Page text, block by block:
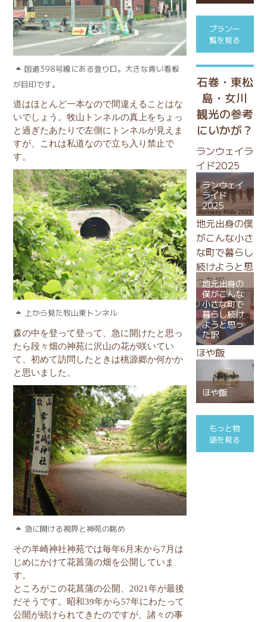
国道398号線にある登り口。大きな青い看板
が目印です。
道はほとんど一本なので間違えることはな
いでしょう。牧山トンネルの真上をちょっ
と過ぎたあたりで左側にトンネルが見えま
すが、これは私道なので立ち入り禁止で
す。
上から見た牧山東トンネル
森の中を登って登って、急に開けたと思っ
たら段々畑の神苑に沢山の花が咲いてい
て、初めて訪問したときは桃源郷か何かか
と思いました。
急に開ける視界と神苑の眺め
その羊崎神社神苑では毎年6 月末から7 月は
じめにかけて花菖蒲の畑を公開していま
す。
ところがこの花菖蒲の公開、 2021年が最後
だそうです。昭和39年から57年にわたって
公開が続けられてきたのですが、諸々の事
プラン一
覧を見る
石巻・東松
島・女川
観光の参考
にいかが？
ランウェイラ
イド2025
ランウェイ
ライド
2025
地元出身の僕
がこんな小さ
な町で暮らし
続けようと思
った訳
地元出身の
僕がこんな
小さな町で
暮らし続け
ようと思っ
た訳
ほや飯
ほや飯
もっと物
語を見る